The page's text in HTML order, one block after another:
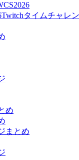
タイムチャレ
め
まとめ